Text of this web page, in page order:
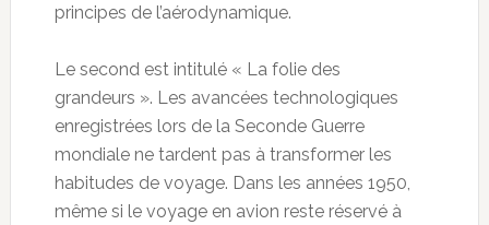
principes de l’aérodynamique.
Le second est intitulé « La folie des
grandeurs ». Les avancées technologiques
enregistrées lors de la Seconde Guerre
mondiale ne tardent pas à transformer les
habitudes de voyage. Dans les années 1950,
même si le voyage en avion reste réservé à